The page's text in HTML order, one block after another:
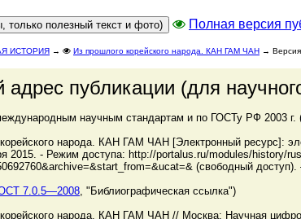
Полная версия
ИСТОРИЯ → Из прошлого корейского народа. КАН ГАМ ЧАН → Версия
адрес публикации (для
научным стандартам и по ГОСТу РФ 2003 г.
народа. КАН ГАМ ЧАН [Электронный ресурс]:
2015. - Режим доступа: http://portalus.ru/modules/history/
(свободный доступ).
7.0.5—2008, "Библиографическая ссылка")
народа. КАН ГАМ ЧАН // Москва: Научная